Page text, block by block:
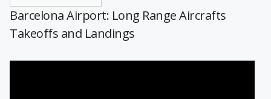
Barcelona Airport: Long Range Aircrafts
Takeoffs and Landings